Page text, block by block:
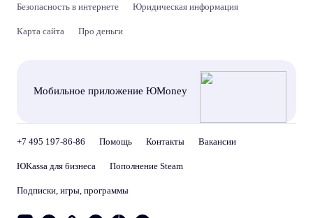
Безопасность в интернете Юридическая информация
Карта сайта Про деньги
Мобильное приложение ЮMoney
+7 495 197-86-86 Помощь Контакты Вакансии
ЮKassa для бизнеса Пополнение Steam
Подписки, игры, программы